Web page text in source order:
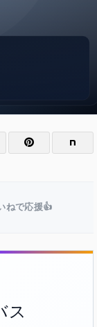
ねで応援👍
ス